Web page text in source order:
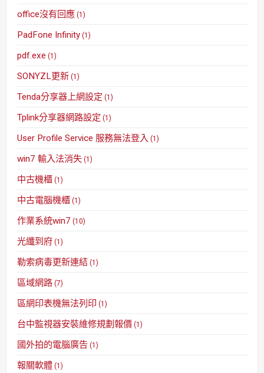
office沒有回應 (1)
PadFone Infinity (1)
pdf.exe (1)
SONYZL更新 (1)
Tenda分享器上網設定 (1)
Tplink分享器網路設定 (1)
User Profile Service 服務無法登入 (1)
win7 輸入法消失 (1)
中古機櫃 (1)
中古電腦機櫃 (1)
作業系統win7 (10)
光纖到府 (1)
勒索病毒更新連結 (1)
區域網路 (7)
區網印表機無法列印 (1)
台中監視器安裝維修規劃報價 (1)
國外拍的電腦廣告 (1)
報關軟體 (1)